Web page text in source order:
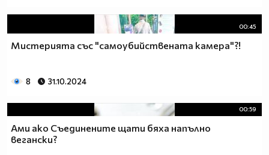
00:45
Мистерията със "самоубийствената камера"?!
8 31.10.2024
00:59
Ами ако Съединените щати бяха напълно
вегански?